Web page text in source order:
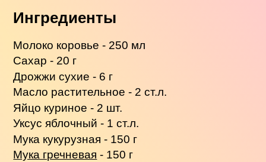
Ингредиенты
Молоко коровье - 250 мл
Сахар - 20 г
Дрожжи сухие - 6 г
Масло растительное - 2 ст.л.
Яйцо куриное - 2 шт.
Уксус яблочный - 1 ст.л.
Мука кукурузная - 150 г
Мука гречневая - 150 г